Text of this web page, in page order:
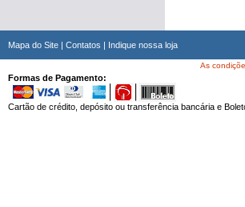
Mapa do Site | Contatos | Indique nossa loja
As
Formas de Pagamento:
Cartão de crédito, depósito ou transferência bancária e